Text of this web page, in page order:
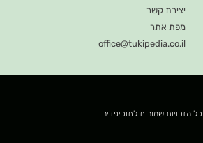
יצירת קשר
מפת אתר
office@tukipedia.co.il
הזכויות שמורות לתוכיפדיה